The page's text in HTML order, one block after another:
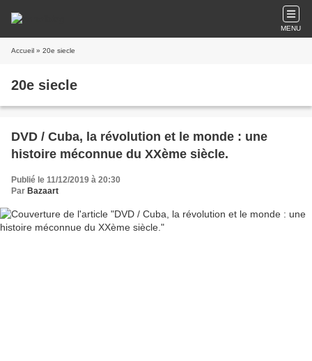
MENU
Accueil » 20e siecle
20e siecle
DVD / Cuba, la révolution et le monde : une
histoire méconnue du XXème siècle.
Publié le 11/12/2019 à 20:30
Par Bazaart